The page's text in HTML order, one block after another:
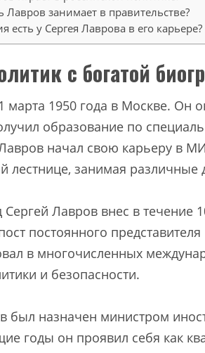
Лавров занимает в правительстве?
есть у Сергея Лаврова в его карьере?
с богатой
марта 1950 года в Москве.
образование по
начал свою карьеру в
лестнице, занимая различные
Лавров внес в течение
постоянного
в многочисленных
и безопасности.
был назначен министром
годы он проявил себя как